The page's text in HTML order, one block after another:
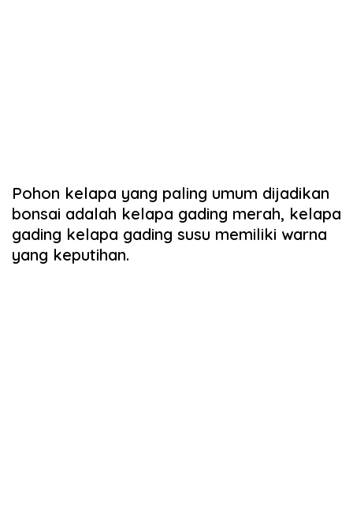
Pohon kelapa yang paling umum dijadikan
bonsai adalah kelapa gading merah, kelapa
gading kelapa gading susu memiliki warna
yang keputihan.